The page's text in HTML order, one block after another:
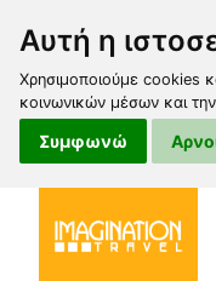
Αυτή η
Χρησιμοποιούμε cookies
κοινωνικών μέσων και
Συμφωνώ